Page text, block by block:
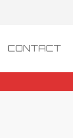
CONTACT